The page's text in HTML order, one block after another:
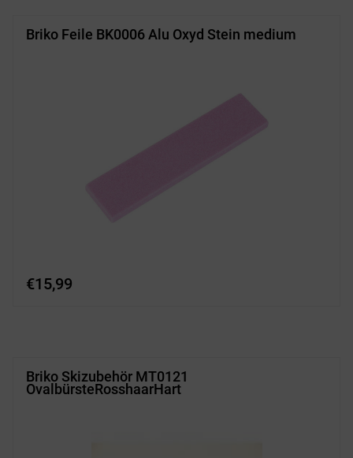
Briko Feile BK0006 Alu Oxyd Stein medium
€15,99
Briko Skizubehör MT0121
OvalbürsteRosshaarHart